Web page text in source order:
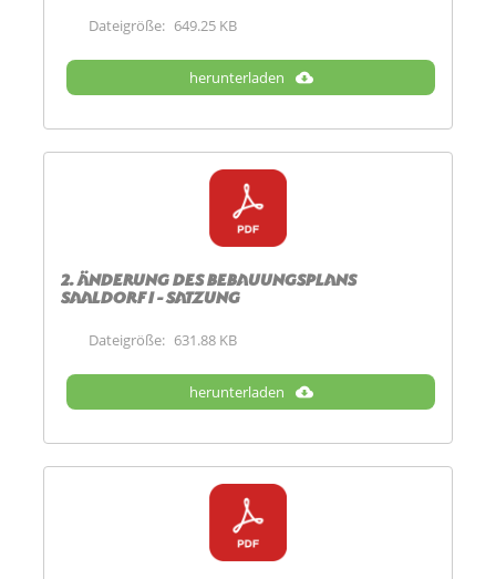
Dateigröße: 649.25 KB
herunterladen
2. Änderung des Bebauungsplans
Saaldorf I - Satzung
Dateigröße: 631.88 KB
herunterladen